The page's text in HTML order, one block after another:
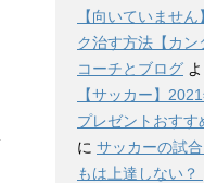
【向いていません】
ク治す方法【カ
コーチとブログ
【サッカー】
プレゼントおすす
に サッカーの試
もは上達しない